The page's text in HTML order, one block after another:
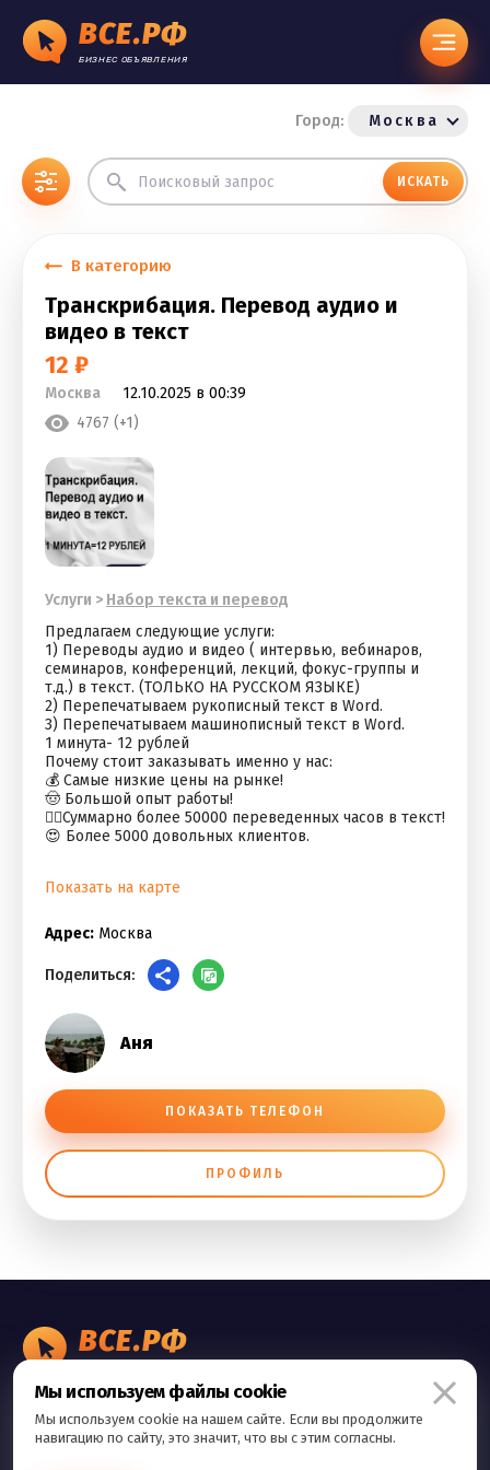
ВСЕ.РФ
БИЗНЕС ОБЪЯВЛЕНИЯ
Город: Москва
ИСКАТЬ
В категорию
Транскрибация. Перевод аудио и
видео в текст
12 ₽
Москва
12.10.2025 в 00:39
4767 (+1)
Услуги > Набор текста и перевод
Предлагаем следующие услуги:
1) Переводы аудио и видео ( интервью, вебинаров,
семинаров, конференций, лекций, фокус-группы и
т.д.) в текст. (ТОЛЬКО НА РУССКОМ ЯЗЫКЕ)
2) Перепечатываем рукописный текст в Word.
3) Перепечатываем машинописный текст в Word.
1 минута- 12 рублей
Почему стоит заказывать именно у нас:
💰 Самые низкие цены на рынке!
🤠 Большой опыт работы!
👍🏻Суммарно более 50000 переведенных часов в текст!
😍 Более 5000 довольных клиентов.
Показать на карте
Адрес: Москва
Поделиться:
Аня
ПОКАЗАТЬ ТЕЛЕФОН
ПРОФИЛЬ
ВСЕ.РФ
Правила сервиса
Политика конфиденциальности
Мы используем файлы cookie
Мы используем cookie на нашем сайте. Если вы продолжите
навигацию по сайту, это значит, что вы с этим согласны.